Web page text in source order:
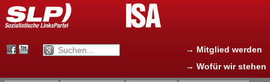
Jump to navigation
→ Mitglied werden
→ Wofür wir stehen